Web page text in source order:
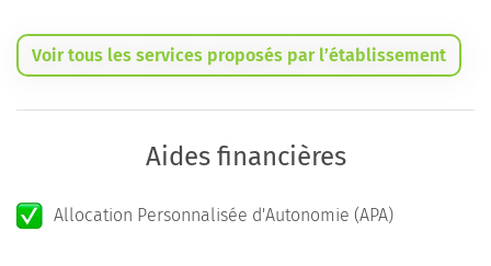
Voir tous les services proposés par l’établissement
Aides financières
Allocation Personnalisée d'Autonomie (APA)